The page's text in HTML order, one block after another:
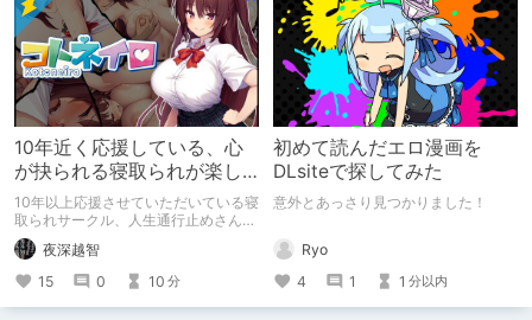
10年近く応援している、心
が抉られる寝取られが楽し
めるサークル
10年以上応援させていただいている寝
取られサークル、人生通行止めさんの
新作がとても良かったので、新作を中
心に、このサークルのゲームを紹介し
たくて、記事を書かせていただく。
キミノオモイからずっと好きな熱心な
ファンとしての記事にどうか、お付き
夜深越智
15
0 10 分
初めて読んだエロ漫画を
DLsiteで探してみた
意外とあっさり見つかりました！
Ryo
4
1 1 分以内